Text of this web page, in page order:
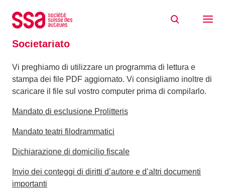
Societariato
Vi preghiamo di utilizzare un programma di lettura e
stampa dei file PDF aggiornato. Vi consigliamo inoltre di
scaricare il file sul vostro computer prima di compilarlo.
Mandato di esclusione Prolitteris
Mandato teatri filodrammatici
Dichiarazione di domicilio fiscale
Invio dei conteggi di diritti d’autore e d’altri documenti
importanti